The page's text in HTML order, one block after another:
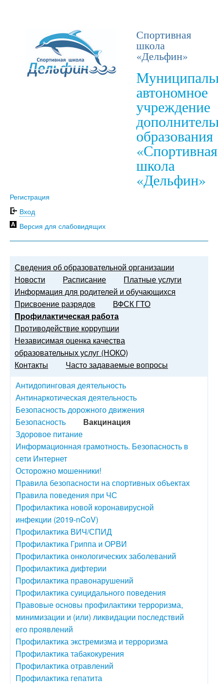
Спортивная
школа
«Дельфин»
автономное
учреждение
образования
«Спортивная
школа
«Дельфин»
Регистрация
Вход
Версия для слабовидящих
Сведения об образовательной организации
Новости
Расписание
Платные услуги
Информация для родителей и обучающихся
Присвоение разрядов
ВФСК ГТО
Профилактическая работа
Противодействие коррупции
Независимая оценка качества
образовательных услуг (НОКО)
Контакты
Часто задаваемые вопросы
Антидопинговая деятельность
Антинаркотическая деятельность
Безопасность дорожного движения
Безопасность
Вакцинация
Здоровое питание
Информационная грамотность. Безопасность в
сети Интернет
Осторожно мошенники!
Правила безопасности на спортивных объектах
Правила поведения при ЧС
Профилактика новой коронавирусной
инфекции (2019-nCoV)
Профилактика ВИЧ/СПИД
Профилактика Гриппа и ОРВИ
Профилактика онкологических заболеваний
Профилактика дифтерии
Профилактика правонарушений
Профилактика суицидального поведения
Правовые основы профилактики терроризма,
минимизации и (или) ликвидации последствий
его проявлений
Профилактика экстремизма и терроризма
Профилактика табакокурения
Профилактика отравлений
Профилактика гепатита